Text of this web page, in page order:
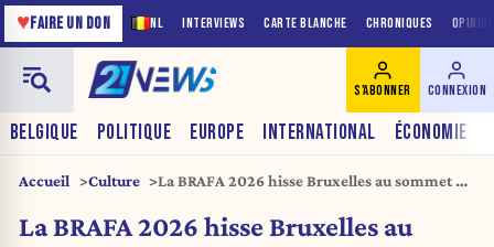
NL INTERVIEWS CARTE BLANCHE CHRONIQUES
♥FAIRE UN DON
BELGIQUE POLITIQUE EUROPE INTERNATIONAL ÉCONOMIE
S'ABONNER CONNEXION
Accueil Culture
La BRAFA 2026 hisse Bruxelles au sommet de
La BRAFA 2026 hisse Bruxelles au